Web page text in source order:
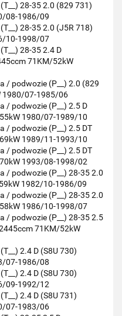
28-35 2.0 (829 731)
08-1986/09
28-35 2.0 (J5R 718)
10-1998/07
28-35 2.4 D
71KM/52kW
/ podwozie (P__) 2.0 (829
1980/07-1985/06
/ podwozie (P__) 2.5 D
1980/07-1989/10
/ podwozie (P__) 2.5 DT
1989/11-1993/10
/ podwozie (P__) 2.5 DT
1993/08-1998/02
/ podwozie (P__) 28-35 2.0
1982/10-1986/09
/ podwozie (P__) 28-35 2.0
1986/10-1998/07
/ podwozie (P__) 28-35 2.5
71KM/52kW
2.4 D (S8U 730)
07-1986/08
2.4 D (S8U 730)
09-1992/12
2.4 D (S8U 731)
07-1983/06